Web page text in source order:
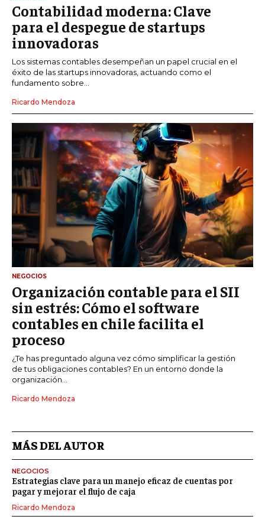
Contabilidad moderna: Clave
para el despegue de startups
innovadoras
Los sistemas contables desempeñan un papel crucial en el
éxito de las startups innovadoras, actuando como el
fundamento sobre...
Ricardo Mendoza
NEGOCIOS
Organización contable para el SII
sin estrés: Cómo el software
contables en chile facilita el
proceso
¿Te has preguntado alguna vez cómo simplificar la gestión
de tus obligaciones contables? En un entorno donde la
organización...
Ricardo Mendoza
MÁS DEL AUTOR
NEGOCIOS
Estrategias clave para un manejo eficaz de cuentas por
pagar y mejorar el flujo de caja
Ricardo Mendoza